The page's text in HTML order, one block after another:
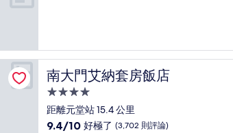
棒
了，
(1,833
則
評
論)
南大門艾納套房飯店
南大門艾納套房飯店
4.0
星
級
距離元堂站 15.4 公里
9.4
9.4/10 好極了 (3,702 則評論)